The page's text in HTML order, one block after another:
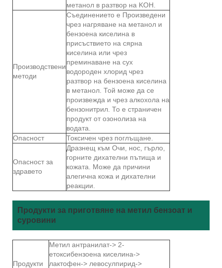
метанол в разтвор на KOH.
Производствени
методи
Съединението е Произведени
чрез нагряване на метанол и
бензоена киселина в
присъствието на сярна
киселина или чрез
преминаване на сух
водороден хлорид чрез
разтвор на бензоена киселина
в метанол. Той може да се
произвежда и чрез алкохола на
бензонитрил. То е страничен
продукт от озонолиза на
водата.
Опасност
Токсичен чрез поглъщане.
Опасност за
здравето
Дразнещ към Очи, нос, гърло,
горните дихателни пътища и
кожата. Може да причини
алегична кожа и дихателни
реакции.
Продукти за приготвяне на метил бензоат и
суровини
Продукти
Метил антранилат-> 2-
етоксибензоена киселина->
лактофен-> левосулпирид->